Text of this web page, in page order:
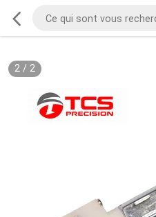
2/ 2